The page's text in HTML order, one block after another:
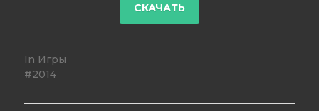
In Игры
2014